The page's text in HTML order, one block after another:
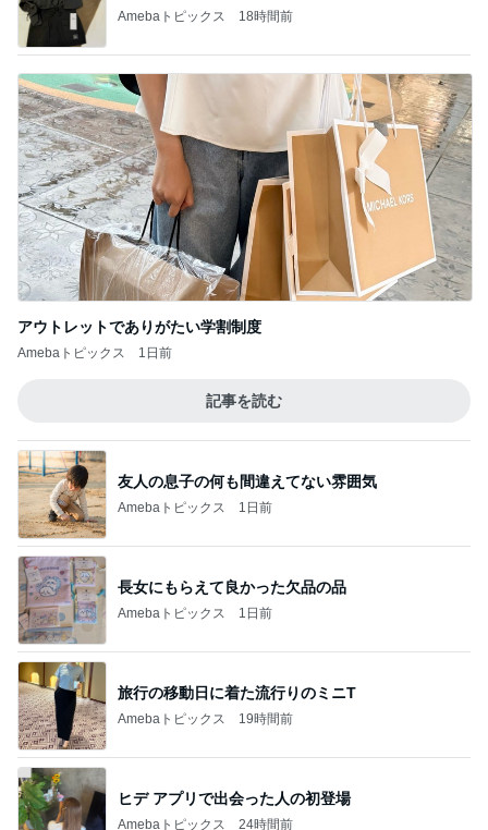
Amebaトピックス 18時間前
アウトレットでありがたい学割制度
Amebaトピックス 1日前
記事を読む
友人の息子の何も間違えてない雰囲気
Amebaトピックス 1日前
長女にもらえて良かった欠品の品
Amebaトピックス 1日前
旅行の移動日に着た流行りのミニT
Amebaトピックス 19時間前
ヒデ アプリで出会った人の初登場
Amebaトピックス 24時間前